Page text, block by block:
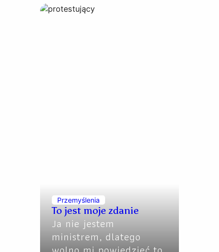
Przemyślenia
To jest moje zdanie
Ja nie jestem
ministrem, dlatego